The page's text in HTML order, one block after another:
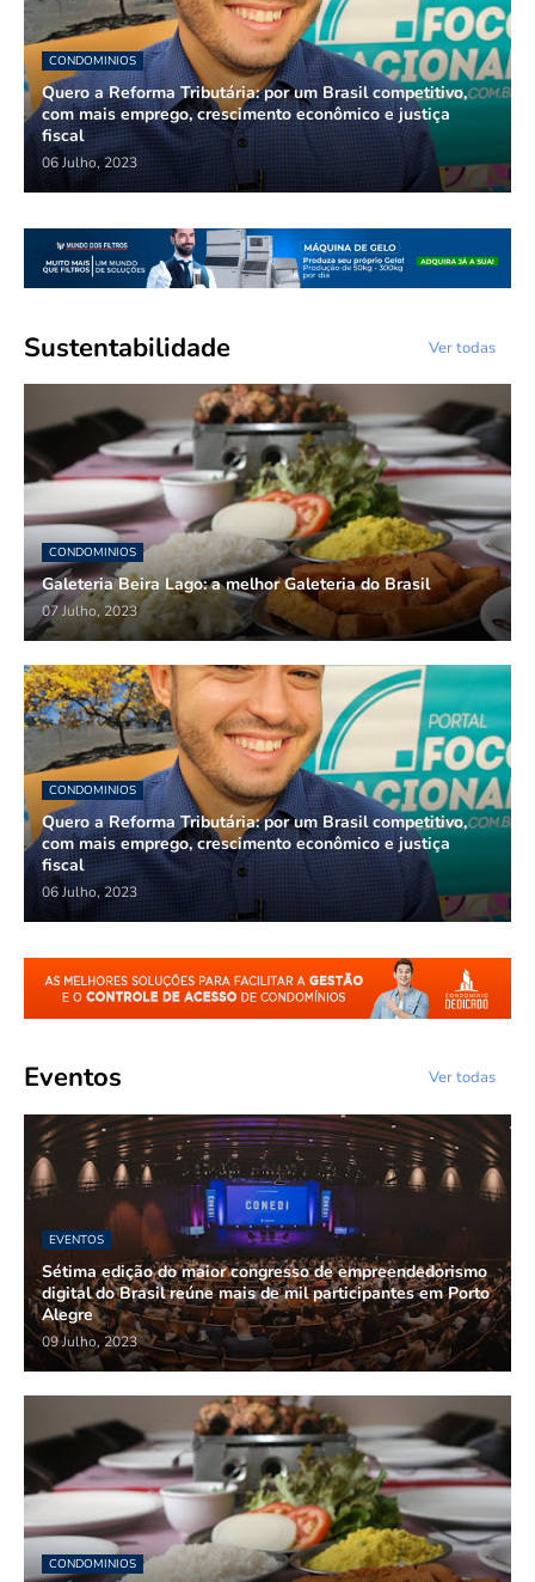
CONDOMINIOS
Quero a Reforma Tributária: por um Brasil competitivo,
com mais emprego, crescimento econômico e justiça
fiscal
06 Julho, 2023
Sustentabilidade Ver todas
CONDOMINIOS
Galeteria Beira Lago: a melhor Galeteria do Brasil
07 Julho, 2023
CONDOMINIOS
Quero a Reforma Tributária: por um Brasil competitivo,
com mais emprego, crescimento econômico e justiça
fiscal
06 Julho, 2023
Eventos Ver todas
EVENTOS
Sétima edição do maior congresso de empreendedorismo
digital do Brasil reúne mais de mil participantes em Porto
Alegre
09 Julho, 2023
CONDOMINIOS